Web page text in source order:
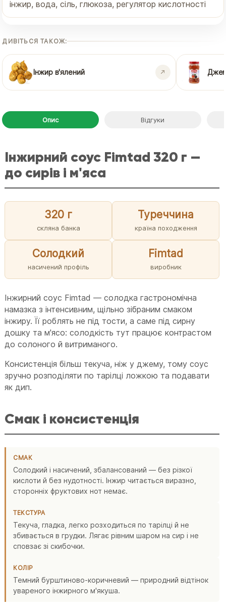
інжир, вода, сіль, глюкоза, регулятор кислотності
ДИВІТЬСЯ ТАКОЖ:
Інжир в'ялений Джем
Опис Відгуки
Інжирний соус Fimtad 320 г —
до сирів і м'яса
320 г
скляна банка
Туреччина
країна походження
Солодкий
насичений профіль
Fimtad
виробник
Інжирний соус Fimtad — солодка гастрономічна
намазка з інтенсивним, щільно зібраним смаком
інжиру. Її роблять не під тости, а саме під сирну
дошку та м'ясо: солодкість тут працює контрастом
до солоного й витриманого.
Консистенція більш текуча, ніж у джему, тому соус
зручно розподіляти по тарілці ложкою та подавати
як дип.
Смак і консистенція
СМАК
Солодкий і насичений, збалансований — без різкої
кислоти й без нудотності. Інжир читається виразно,
сторонніх фруктових нот немає.
ТЕКСТУРА
Текуча, гладка, легко розходиться по тарілці й не
збивається в грудки. Лягає рівним шаром на сир і не
сповзає зі скибочки.
КОЛІР
Темний бурштиново-коричневий — природний відтінок
увареного інжирного м'якуша.